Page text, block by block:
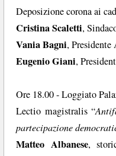
Deposizione corona ai
Cristina Scaletti,
Vania Bagni,
Eugenio Giani,
Ore 18.00 - Loggiato
Lectio magistralis “
partecipazione
Matteo Albanese,